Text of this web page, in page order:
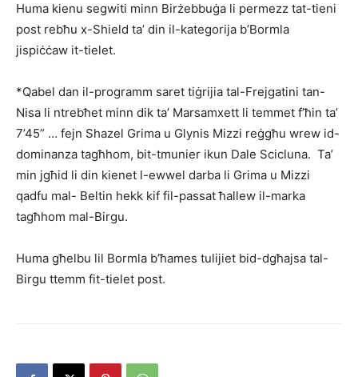
Huma kienu segwiti minn Birżebbuġa li permezz tat-tieni
post rebħu x-Shield ta’ din il-kategorija b’Bormla
jispiċċaw it-tielet.
*Qabel dan il-programm saret tiġrijia tal-Frejgatini tan-
Nisa li ntrebħet minn dik ta’ Marsamxett li temmet f’ħin ta’
7’45” … fejn Shazel Grima u Glynis Mizzi reġ­għu wrew id-
dominanza tagħhom, bit-tmunier ikun Dale Scicluna. Ta’
min jgħid li din kienet l-ewwel darba li Grima u Mizzi
qadfu mal- Beltin hekk kif fil-passat ħallew il-marka
tagħhom mal-Birgu.
Huma għelbu lil Bormla b’ħames tulijiet bid-dgħajsa tal-
Birgu ttemm fit-tielet post.